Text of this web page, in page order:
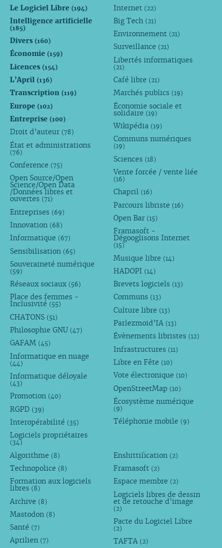
Le Logiciel Libre (194)
Intelligence artificielle
(185)
Divers (160)
Économie (159)
Licences (154)
L’April (136)
Transcription (119)
Europe (102)
Entreprise (100)
Droit d’auteur (78)
État et administrations
(76)
Conference (75)
Open Source/Open
Science/Open Data
/Données libres et
ouvertes (71)
Entreprises (69)
Innovation (68)
Informatique (67)
Sensibilisation (65)
Souveraineté numérique
(59)
Réseaux sociaux (56)
Place des femmes -
Inclusivité (55)
CHATONS (51)
Philosophie GNU (47)
GAFAM (45)
Informatique en nuage
(44)
Informatique déloyale
(43)
Promotion (40)
RGPD (39)
Interopérabilité (35)
Logiciels propriétaires
(34)
Internet (22)
Big Tech (21)
Environnement (21)
Surveillance (21)
Libertés informatiques
(21)
Café libre (21)
Marchés publics (19)
Économie sociale et
solidaire (19)
Wikipédia (19)
Communs numériques
(19)
Sciences (18)
Vente forcée / vente liée
(16)
Chapril (16)
Parcours libriste (16)
Open Bar (15)
Framasoft -
Dégooglisons Internet
(15)
Musique libre (14)
HADOPI (14)
Brevets logiciels (13)
Communs (13)
Culture libre (13)
Parlezmoid’IA (13)
Évènements libristes (12)
Infrastructures (11)
Libre en Fête (10)
Vote électronique (10)
OpenStreetMap (10)
Écosystème numérique
(9)
Téléphonie mobile (9)
Algorithme (8)
Technopolice (8)
Formation aux logiciels
libres (8)
Archive (8)
Mastodon (8)
Santé (7)
Aprilien (7)
Enshittification (2)
Framasoft (2)
Espace membre (2)
Logiciels libres de dessin
et de retouche d’image
(2)
Pacte du Logiciel Libre
(2)
TAFTA (2)